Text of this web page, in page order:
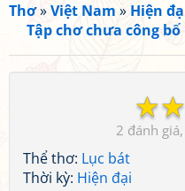
Thơ»Việt Nam » Hiện
Tập chơ chưa công bố
☆
☆
2
Thể thơ: Lục bát
Thời kỳ: Hiện đại